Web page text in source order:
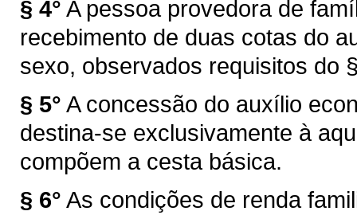
§ 4° A pessoa provedora de
recebimento de duas cotas do
sexo, observados requisitos do
§ 5° A concessão do auxílio
destina-se exclusivamente à
compõem a cesta básica.
§ 6° As condições de renda